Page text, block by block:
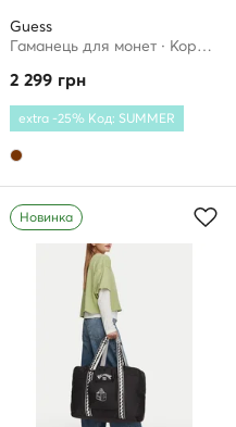
Guess
Гаманець для монет · Коричневий
2 299 грн
extra -25% Код: SUMMER
Новинка